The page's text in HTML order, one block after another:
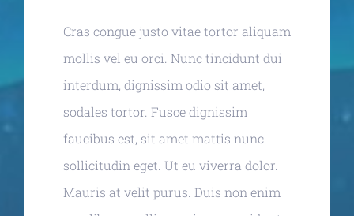
Cras congue justo vitae tortor aliquam
mollis vel eu orci. Nunc tincidunt dui
interdum, dignissim odio sit amet,
sodales tortor. Fusce dignissim
faucibus est, sit amet mattis nunc
sollicitudin eget. Ut eu viverra dolor.
Mauris at velit purus. Duis non enim